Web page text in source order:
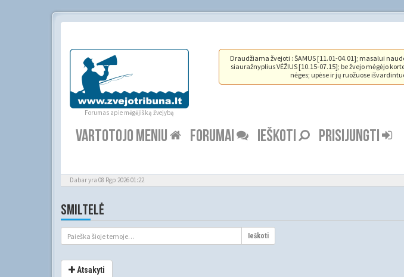
Forumas apie mėgėjišką žvejybą
Draudžiama žvejoti : ŠAMUS [11.01-04.01]; masalui
siauražnyplius VĖŽIUS [10.15-07.15]; be žvejo mėgėjo
nėges; upėse ir jų ruožuose
VARTOTOJO MENIU FORUMAI IEŠKOTI PRISIJUNGTI
Dabar yra 08 Rgp 2026 01:22
SMILTELĖ
Ieškoti
Atsakyti